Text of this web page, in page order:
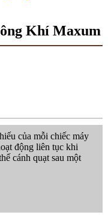
Khí Maxum
của mỗi chiếc máy
động liên tục khi
cánh quạt sau một